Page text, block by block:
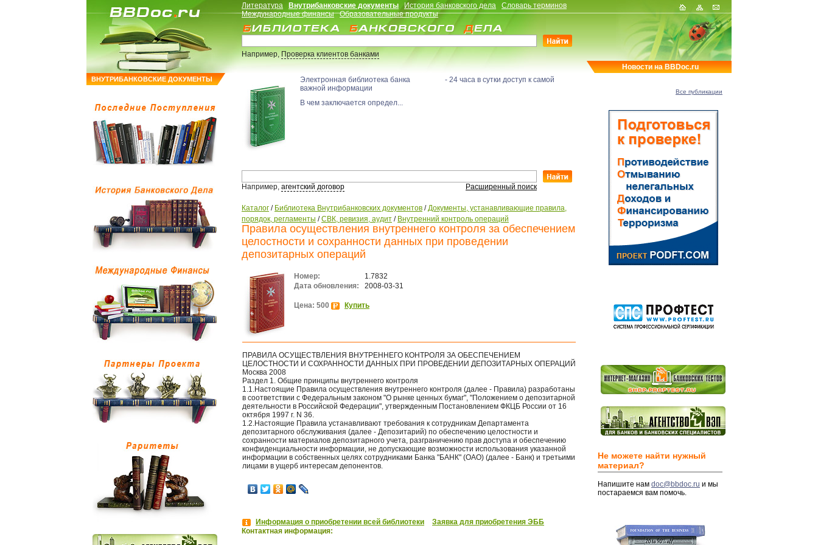
ВНУТРИБАНКОВСКИЕ ДОКУМЕНТЫ
Литература Внутрибанковские документы История банковского дела
Словарь терминов
Международные финансы
Образовательные продукты
Например,Проверка клиентов банками
Электронная библиотека банка - 24 часа в сутки доступ к самой
важной информации
В чем заключается определ...
Например, агентский договор Расширенный поиск
Каталог / Библиотека Внутрибанковских документов /Документы, устанавливающие правила,
порядок, регламенты /СВК, ревизия, аудит / Внутренний контроль операций
Правила осуществления внутреннего контроля за обеспечением
целостности и сохранности данных при проведении
депозитарных операций
Номер:
1.7832
Дата обновления:
2008-03-31
Цена: 500 Купить
ПРАВИЛА ОСУЩЕСТВЛЕНИЯ ВНУТРЕННЕГО КОНТРОЛЯ ЗА ОБЕСПЕЧЕНИЕМ
ЦЕЛОСТНОСТИ И СОХРАННОСТИ ДАННЫХ ПРИ ПРОВЕДЕНИИ ДЕПОЗИТАРНЫХ ОПЕРАЦИЙ
Москва 2008
Раздел 1. Общие принципы внутреннего контроля
1.1.Настоящие Правила осуществления внутреннего контроля (далее - Правила) разработаны
в соответствии с Федеральным законом "О рынке ценных бумаг", "Положением о депозитарной
деятельности в Российской Федерации", утвержденным Постановлением ФКЦБ России от 16
октября 1997 г. N 36.
1.2.Настоящие Правила устанавливают требования к сотрудникам Департамента
депозитарного обслуживания (далее - Депозитарий) по обеспечению целостности и
сохранности материалов депозитарного учета, разграничению прав доступа и обеспечению
конфиденциальности информации, не допускающие возможности использования указанной
информации в собственных целях сотрудниками Банка "БАНК" (ОАО) (далее - Банк) и третьими
лицами в ущерб интересам депонентов.
Информация о приобретении всей библиотеки
Заявка для приобретения ЭББ
Контактная информация:
Новости на BBDoc.ru
Все публикации
Не можете найти нужный
материал?
Напишите нам doc@bbdoc.ru и мы
постараемся вам помочь.